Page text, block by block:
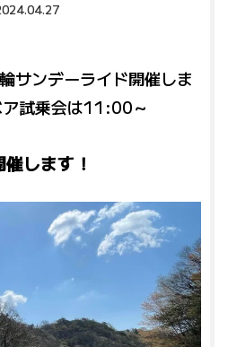
サンデーライド開催しま
試乗会は11:00～
します！